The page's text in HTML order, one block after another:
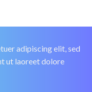
adipiscing elit, sed
ut laoreet dolore